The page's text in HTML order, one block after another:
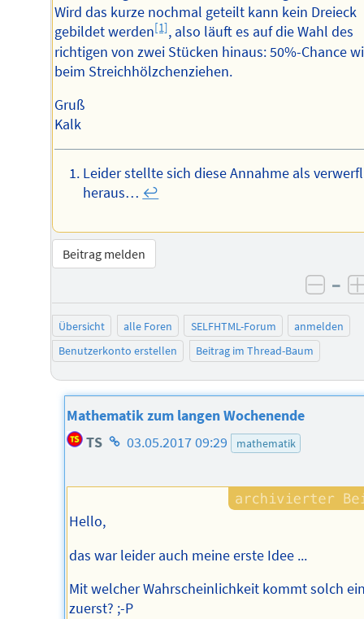
Wird das kurze nochmal geteilt kann kein Dreieck
gebildet werden[1], also läuft es auf die Wahl des
richtigen von zwei Stücken hinaus: 50%-Chance
beim Streichhölzchenziehen.
Gruß
Kalk
Leider stellte sich diese Annahme als
heraus… ↩︎
Beitrag melden
–
Übersicht alle Foren SELFHTML-Forum
anmelden
Benutzerkonto erstellen
Beitrag im Thread-Baum
Mathematik zum langen Wochenende
TS Homepage
Autors
03.05.2017 09:29 mathematik
Hello,
das war leider auch meine erste Idee ...
Mit welcher Wahrscheinlichkeit kommt solch
zuerst? ;-P